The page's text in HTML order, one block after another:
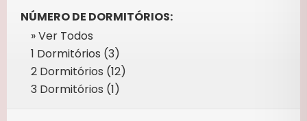
NÚMERO DE DORMITÓRIOS:
» Ver Todos
1 Dormitórios (3)
2 Dormitórios (12)
3 Dormitórios (1)